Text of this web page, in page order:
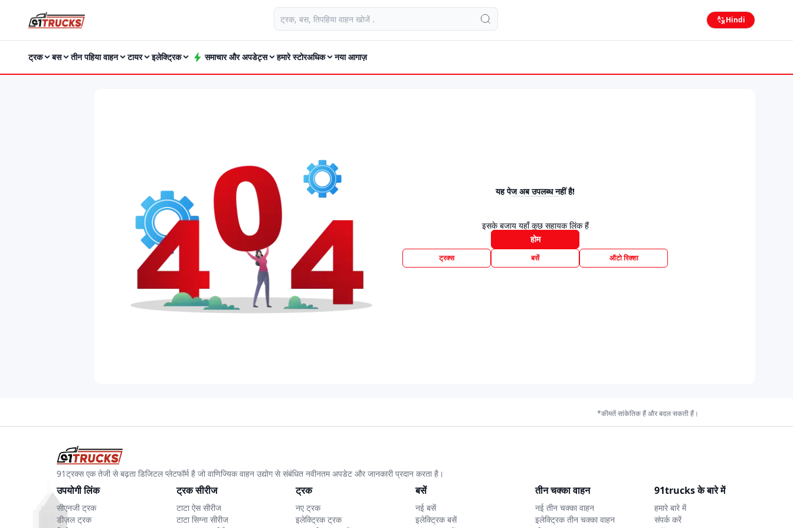
Hindi
ट्रक बस तीन पहिया वाहन टायर इलेक्ट्रिक समाचार और अपडेट्स हमारे स्टोरअधिक नया आगाज़
यह पेज अब उपलब्ध नहीं है!
इसके बजाय यहाँ कुछ सहायक लिंक हैं
होम
ट्रक्स बसें ऑटो रिक्शा
*कीमतें सांकेतिक हैं और बदल सकती हैं।
91ट्रक्स एक तेजी से बढ़ता डिजिटल प्लेटफॉर्म है जो वाणिज्यिक वाहन उद्योग से संबंधित नवीनतम अपडेट और जानकारी प्रदान करता है।
उपयोगी लिंक
सीएनजी ट्रक
डीज़ल ट्रक
ट्रक सीरीज
टाटा ऐस सीरीज
टाटा सिग्ना सीरीज
ट्रक
नए ट्रक
इलेक्ट्रिक ट्रक
बसें
नई बसें
इलेक्ट्रिक बसें
तीन चक्का वाहन
नई तीन चक्का वाहन
इलेक्ट्रिक तीन चक्का वाहन
91trucks के बारे में
हमारे बारे में
संपर्क करें